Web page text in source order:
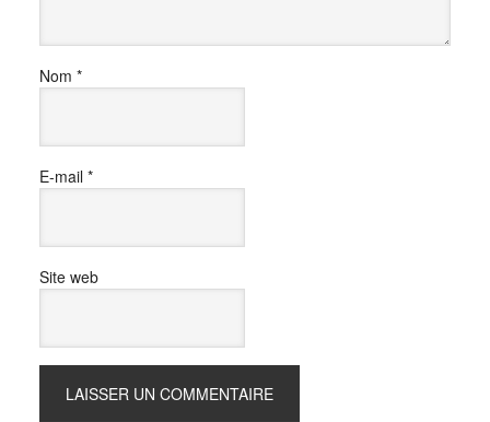
Nom *
E-mail *
Site web